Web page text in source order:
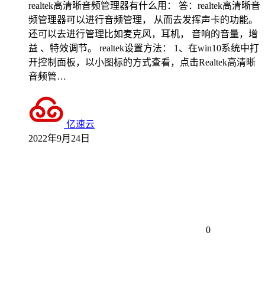
realtek高清晰音频管理器有什么用： 答：realtek高清晰音
频管理器可以进行音频管理， 从而去发挥声卡的功能。
还可以去进行管理比如麦克风，耳机， 音响的音量，增
益 、特效调节。 realtek设置方法： 1、在win10系统中打
开控制面板，以小图标的方式查看，点击Realtek高清晰
音频管…
亿速云
2022年9月24日
0